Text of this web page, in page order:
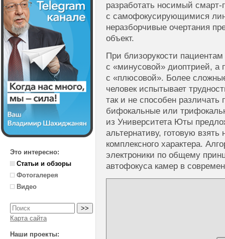
Это интересно:
Статьи и обзоры
Фотогалерея
Видео
Карта сайта
Наши проекты:
разработать носимый смарт-
с самофокусирующимися
неразборчивые очертания
объект.
При близорукости
с «минусовой» диоптрией, а
с «плюсовой». Более
человек испытывает
так и не способен
бифокальные или
из Университета Юты
альтернативу, готовую
комплексного характера.
электроники по общему
автофокуса камер в